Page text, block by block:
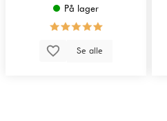
På lager
Se alle